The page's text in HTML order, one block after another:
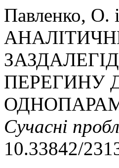
Павленко, О.
ПЕРЕГИНУ
Сучасні
10.33842/